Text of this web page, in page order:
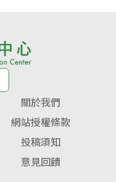
關於我們
網站授權條款
投稿須知
意見回饋